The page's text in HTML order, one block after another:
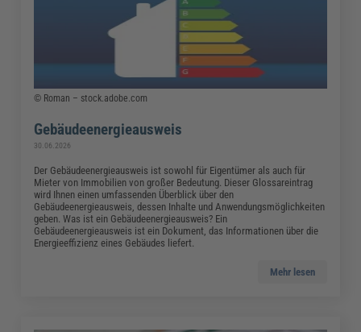
© Roman – stock.adobe.com
Gebäudeenergieausweis
30.06.2026
Der Gebäudeenergieausweis ist sowohl für Eigentümer als auch für
Mieter von Immobilien von großer Bedeutung. Dieser Glossareintrag
wird Ihnen einen umfassenden Überblick über den
Gebäudeenergieausweis, dessen Inhalte und Anwendungsmöglichkeiten
geben. Was ist ein Gebäudeenergieausweis? Ein
Gebäudeenergieausweis ist ein Dokument, das Informationen über die
Energieeffizienz eines Gebäudes liefert.
Mehr lesen